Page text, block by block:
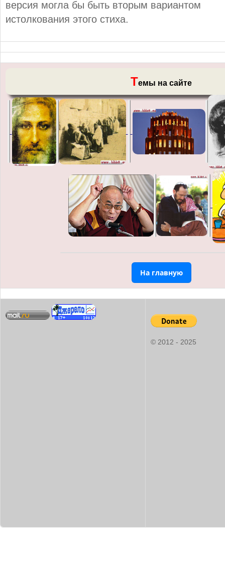
версия могла бы быть вторым вариантом
истолкования этого стиха.
Темы на сайте
На главную
© 2012 - 2025